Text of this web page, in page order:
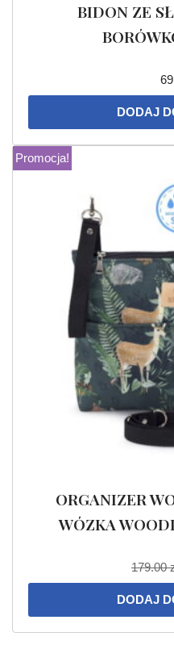
BIDON ZE
DODAJ
Promocja!
ORGANIZER
WÓZKA
179.00
DODAJ